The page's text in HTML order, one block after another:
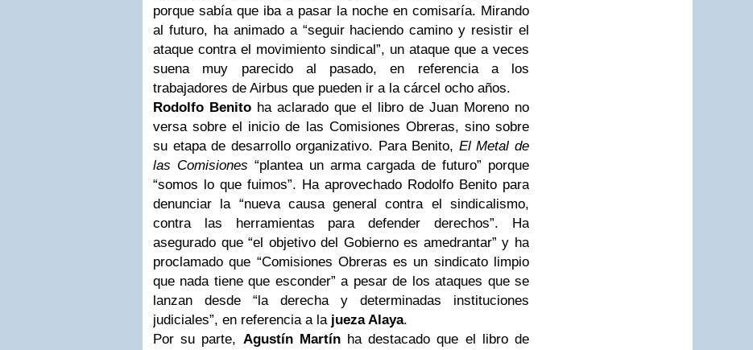
porque sabía que iba a pasar la noche en comisaría. Mirando
al futuro, ha animado a “seguir haciendo camino y resistir el
ataque contra el movimiento sindical”, un ataque que a veces
suena muy parecido al pasado, en referencia a los
trabajadores de Airbus que pueden ir a la cárcel ocho años.
Rodolfo Benito ha aclarado que el libro de Juan Moreno no
versa sobre el inicio de las Comisiones Obreras, sino sobre
su etapa de desarrollo organizativo. Para Benito, El Metal de
las Comisiones “plantea un arma cargada de futuro” porque
“somos lo que fuimos”. Ha aprovechado Rodolfo Benito para
denunciar la “nueva causa general contra el sindicalismo,
contra las herramientas para defender derechos”. Ha
asegurado que “el objetivo del Gobierno es amedrantar” y ha
proclamado que “Comisiones Obreras es un sindicato limpio
que nada tiene que esconder” a pesar de los ataques que se
lanzan desde “la derecha y determinadas instituciones
judiciales”, en referencia a la jueza Alaya.
Por su parte, Agustín Martínha destacado que el libro de